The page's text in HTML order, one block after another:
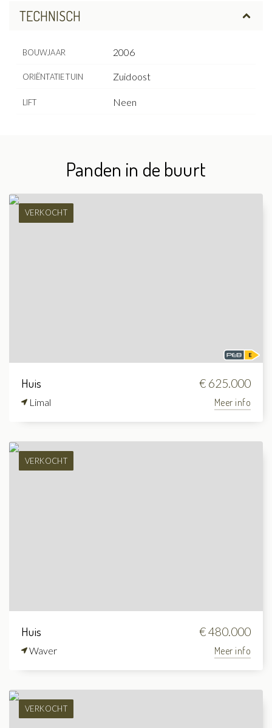
TECHNISCH
BOUWJAAR 2006
ORIËNTATIE TUIN Zuidoost
LIFT Neen
Panden in de buurt
VERKOCHT
Huis € 625.000
Limal Meer info
VERKOCHT
Huis € 480.000
Waver Meer info
VERKOCHT